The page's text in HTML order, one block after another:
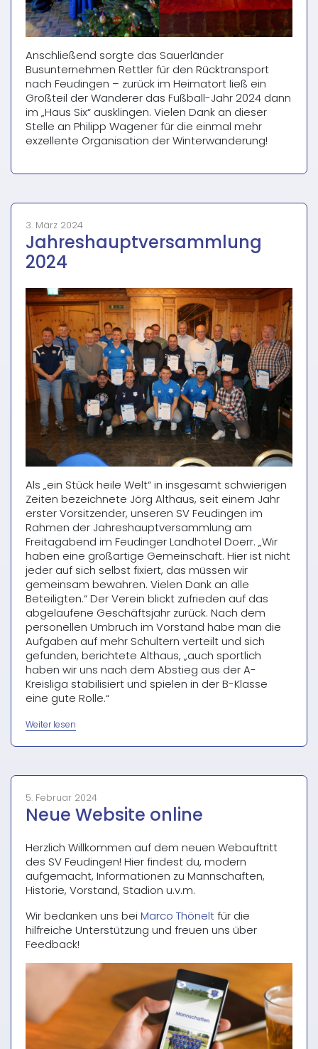
Anschließend sorgte das Sauerländer
Busunternehmen Rettler für den Rücktransport
nach Feudingen – zurück im Heimatort ließ ein
Großteil der Wanderer das Fußball-Jahr 2024 dann
im „Haus Six“ ausklingen. Vielen Dank an dieser
Stelle an Philipp Wagener für die einmal mehr
exzellente Organisation der Winterwanderung!
3. März 2024
Jahreshauptversammlung
2024
Als „ein Stück heile Welt“ in insgesamt schwierigen
Zeiten bezeichnete Jörg Althaus, seit einem Jahr
erster Vorsitzender, unseren SV Feudingen im
Rahmen der Jahreshauptversammlung am
Freitagabend im Feudinger Landhotel Doerr. „Wir
haben eine großartige Gemeinschaft. Hier ist nicht
jeder auf sich selbst fixiert, das müssen wir
gemeinsam bewahren. Vielen Dank an alle
Beteiligten.“ Der Verein blickt zufrieden auf das
abgelaufene Geschäftsjahr zurück. Nach dem
personellen Umbruch im Vorstand habe man die
Aufgaben auf mehr Schultern verteilt und sich
gefunden, berichtete Althaus, „auch sportlich
haben wir uns nach dem Abstieg aus der A-
Kreisliga stabilisiert und spielen in der B-Klasse
eine gute Rolle.“
Weiter lesen
5. Februar 2024
Neue Website online
Herzlich Willkommen auf dem neuen Webauftritt
des SV Feudingen! Hier findest du, modern
aufgemacht, Informationen zu Mannschaften,
Historie, Vorstand, Stadion u.v.m.
Wir bedanken uns bei Marco Thöneltfür die
hilfreiche Unterstützung und freuen uns über
Feedback!